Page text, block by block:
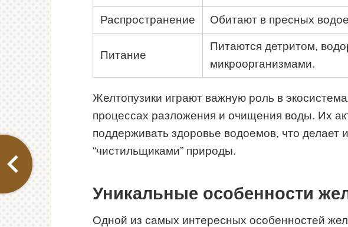
Распространение Обитают в пресных
Питание
Питаются детритом,
микроорганизмами.
Желтопузики играют важную роль в
процессах разложения и очищения воды. Их
поддерживать здоровье водоемов, что делает
“чистильщиками” природы.
Уникальные особенности
Одной из самых интересных особенностей